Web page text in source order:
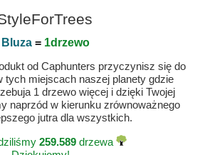
Bluza= 1drzewo
od Caphunters przyczynisz się do
tych miejscach naszej planety gdzie
1 drzewo więcej i dzięki Twojej
naprzód w kierunku zrównoważnego
jutra dla wszystkich.
259.589drzewa